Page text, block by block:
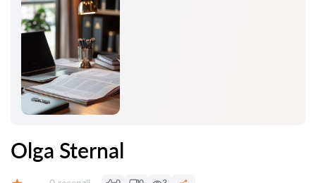
Olga Sternal